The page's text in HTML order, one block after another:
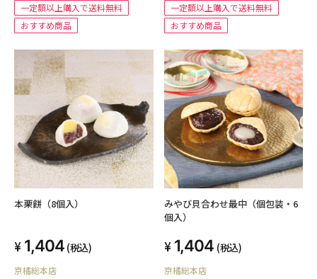
一定額以上購入で送料無料
おすすめ商品
一定額以上購入で送料無料
おすすめ商品
本栗餅（8個入）
1,404 (税込)
京橘総本店
みやび貝合わせ最中（個包装・6
個入）
1,404 (税込)
京橘総本店